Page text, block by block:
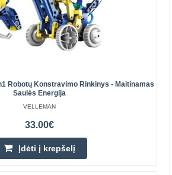
jungčių užspaudimo replės
2,5, 4-6 mm2...
5-8 D.d.
Įdėti į krepšelį
Robotų Konstravimo Rinkinys - Maitinamas
Saulės Energija
VELLEMAN
33.00€
Įdėti į krepšelį